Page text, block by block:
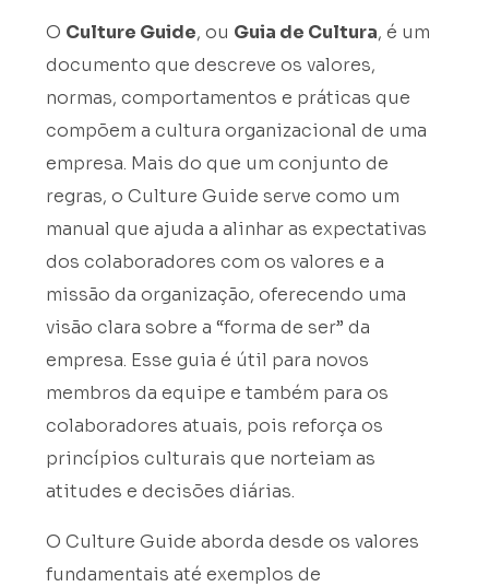
O Culture Guide, ou Guia de Cultura, é um
documento que descreve os valores,
normas, comportamentos e práticas que
compõem a cultura organizacional de uma
empresa. Mais do que um conjunto de
regras, o Culture Guide serve como um
manual que ajuda a alinhar as expectativas
dos colaboradores com os valores e a
missão da organização, oferecendo uma
visão clara sobre a “forma de ser” da
empresa. Esse guia é útil para novos
membros da equipe e também para os
colaboradores atuais, pois reforça os
princípios culturais que norteiam as
atitudes e decisões diárias.
O Culture Guide aborda desde os valores
fundamentais até exemplos de